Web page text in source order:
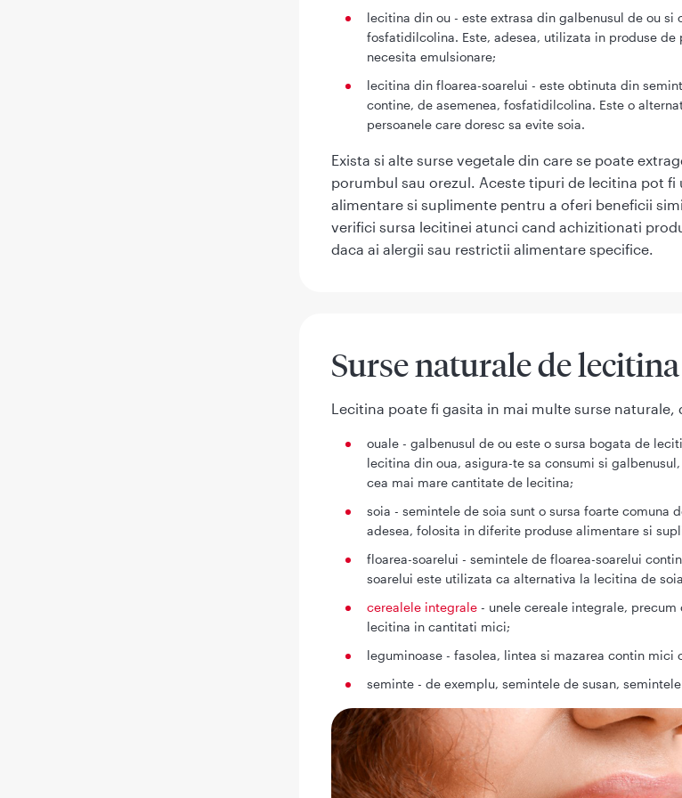
lecitina din ou - este extrasa din galbenusul de ou si
fosfatidilcolina. Este, adesea, utilizata in produse de
necesita emulsionare;
lecitina din floarea-soarelui - este obtinuta din
contine, de asemenea, fosfatidilcolina. Este o
persoanele care doresc sa evite soia.
Exista si alte surse vegetale din care se poate
porumbul sau orezul. Aceste tipuri de lecitina pot fi
alimentare si suplimente pentru a oferi beneficii
verifici sursa lecitinei atunci cand achizitionati
daca ai alergii sau restrictii alimentare specifice.
Surse naturale de lecitina
Lecitina poate fi gasita in mai multe surse
ouale - galbenusul de ou este o sursa bogata de
lecitina din oua, asigura-te sa consumi si
cea mai mare cantitate de lecitina;
soia - semintele de soia sunt o sursa foarte comuna
adesea, folosita in diferite produse alimentare si
floarea-soarelui - semintele de floarea-soarelui
soarelui este utilizata ca alternativa la lecitina de
cerealele integrale - unele cereale integrale,
lecitina in cantitati mici;
leguminoase - fasolea, lintea si mazarea contin mici
seminte - de exemplu, semintele de susan,